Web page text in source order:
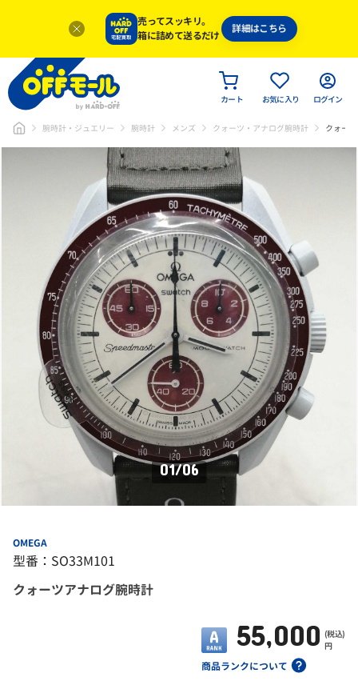
売ってスッキリ。
箱に詰めて送るだけ
詳細はこちら
カート お気に入り ログイン
腕時計・ジュエリー 腕時計 メンズ クォーツ・アナログ腕時計 クォー
01/06
OMEGA
型番：SO33M101
クォーツアナログ腕時計
商品ランクについて
55,000 (税込)
円